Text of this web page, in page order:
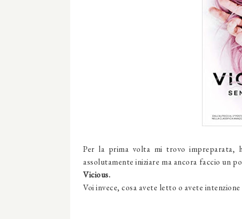
Per la prima volta mi trovo impreparata,
assolutamente iniziare ma ancora faccio un
Vicious.
Voi invece, cosa avete letto o avete